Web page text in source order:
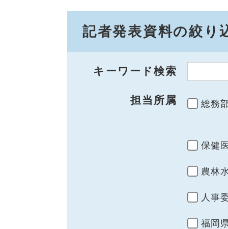
記者発表資料の絞り
キーワード検索
担当所属 総務
保健
農林
人事
福岡